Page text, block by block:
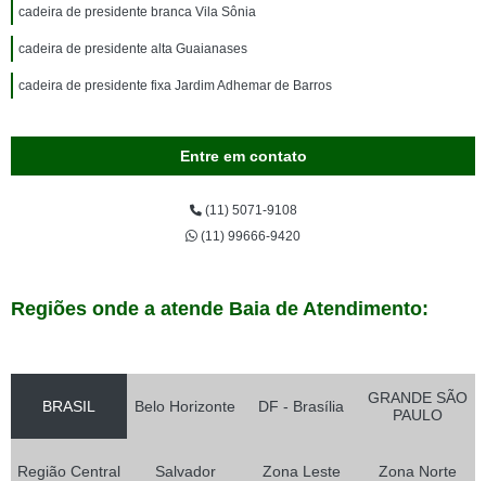
cadeira de presidente branca Vila Sônia
cadeira de presidente alta Guaianases
cadeira de presidente fixa Jardim Adhemar de Barros
Entre em contato
(11) 5071-9108
(11) 99666-9420
Regiões onde a atende Baia de Atendimento:
BRASIL Belo Horizonte DF - Brasília
GRANDE SÃO
PAULO
Região Central Salvador Zona Leste Zona Norte